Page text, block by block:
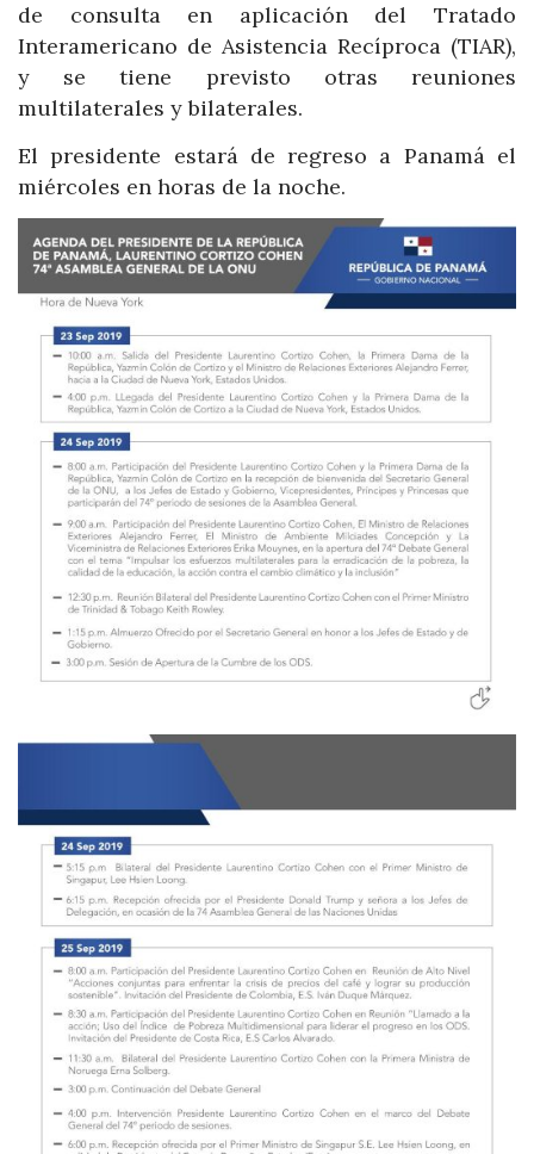
de consulta en aplicación del Tratado
Interamericano de Asistencia Recíproca (TIAR),
y se tiene previsto otras reuniones
multilaterales y bilaterales.
El presidente estará de regreso a Panamá el
miércoles en horas de la noche.